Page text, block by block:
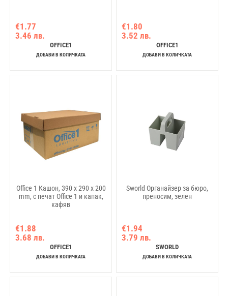
€1.77
3.46 лв.
OFFICE1
ДОБАВИ В КОЛИЧКАТА
€1.80
3.52 лв.
OFFICE1
ДОБАВИ В КОЛИЧКАТА
Office 1 Кашон, 390 x 290 x 200
mm, с печат Office 1 и капак,
кафяв
€1.88
3.68 лв.
OFFICE1
ДОБАВИ В КОЛИЧКАТА
Sworld Органайзер за бюро,
преносим, зелен
€1.94
3.79 лв.
SWORLD
ДОБАВИ В КОЛИЧКАТА